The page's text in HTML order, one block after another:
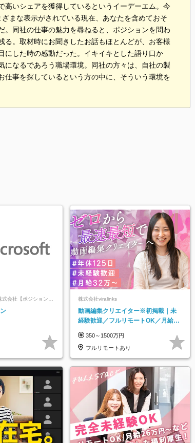
いシェアを獲得しているというイーデーエム。今
まな表示がされている現在、あなたを含めておそ
。同社の仕事の魅力を尋ねると、ポジションを問わ
。取材時にお聞きしたお話もほとんどが、お客様
にした時の感動だった。イキイキとした語り口か
になるであろう職場環境。同社の方々は、自社の製
事を探しているという方の中に、そういう環境を
会社【ポジションマ
株式会社viralinks
動画編集クリエイター※初掲載｜未
経験歓迎／フルリモートOK／月給32
350～1500万円
フルリモートあり